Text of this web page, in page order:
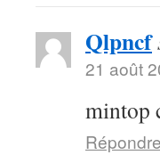
Qlpncf
21 août
mintop
Répondre